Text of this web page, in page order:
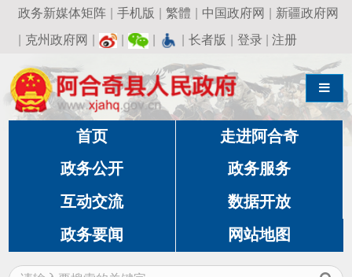
政务新媒体矩阵 | 手机版 繁體 | 中国政府网 | 新疆政府网
克州政府网 | | | 长者版 | 登录|注册
导航切换
首页 走进阿合奇
政务公开 政务服务
互动交流 数据开放
政务要闻 网站地图